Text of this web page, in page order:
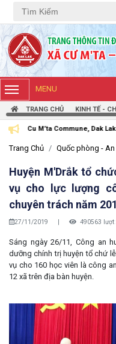
MENU
TRANG CHỦ KINH TẾ -
Dak Lak Province
Trang Chủ Quốc phòng - An
Huyện M'Drắk tổ
vụ cho lực lượng
chuyên trách năm
27/11/2019 490563 lượt
Sáng ngày 26/11, Công an
dưỡng chính trị huyện tổ chứ
vụ cho 160 học viên là công
12 xã trên địa bàn huyện.